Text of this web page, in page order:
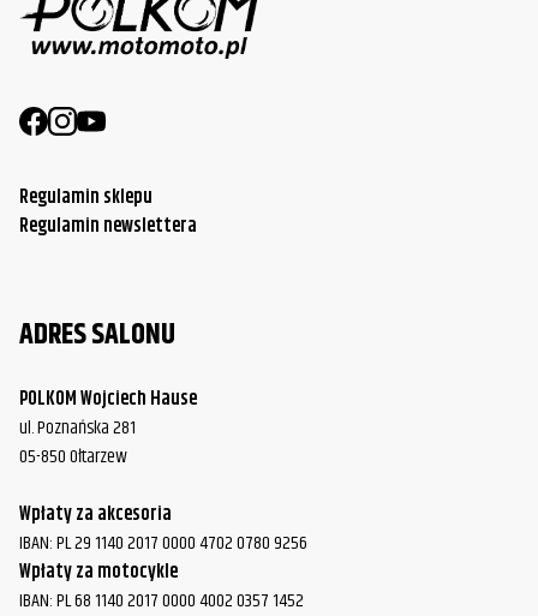
Regulamin sklepu
Regulamin newslettera
ADRES SALONU
POLKOM Wojciech Hause
ul. Poznańska 281
05-850 Ołtarzew
Wpłaty za akcesoria
IBAN: PL 29 1140 2017 0000 4702 0780 9256
Wpłaty za motocykle
IBAN: PL 68 1140 2017 0000 4002 0357 1452